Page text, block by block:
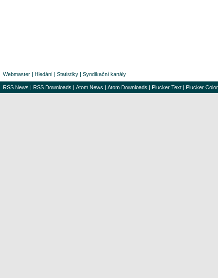
Webmaster | Hledání | Statistiky | Syndikační kanály
RSS News | RSS Downloads | Atom News | Atom Downloads | Plucker Text | Plucker Color